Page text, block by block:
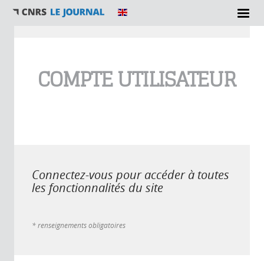
COMPTE UTILISATEUR
Connectez-vous pour accéder à toutes
les fonctionnalités du site
* renseignements obligatoires